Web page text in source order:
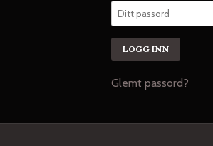
Glemt passord?